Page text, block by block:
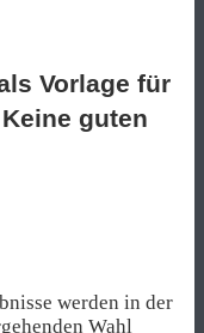
Vorlage für
guten
werden in der
Wahl